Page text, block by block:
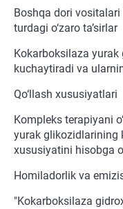
Boshqa dori vositalari
turdagi o‘zaro ta’sirlar
Kokarboksilaza
kuchaytiradi va
Qo‘llash xususiyatlari
Kompleks terapiyani
yurak glikozidlarining
xususiyatini hisobga
Homiladorlik va
"Kokarboksilaza